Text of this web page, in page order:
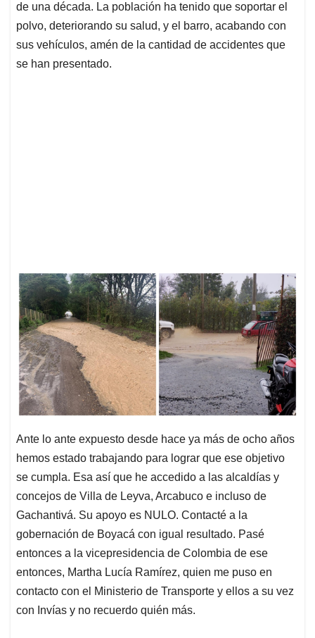
de una década. La población ha tenido que soportar el
polvo, deteriorando su salud, y el barro, acabando con
sus vehículos, amén de la cantidad de accidentes que
se han presentado.
Ante lo ante expuesto desde hace ya más de ocho años
hemos estado trabajando para lograr que ese objetivo
se cumpla. Esa así que he accedido a las alcaldías y
concejos de Villa de Leyva, Arcabuco e incluso de
Gachantivá. Su apoyo es NULO. Contacté a la
gobernación de Boyacá con igual resultado. Pasé
entonces a la vicepresidencia de Colombia de ese
entonces, Martha Lucía Ramírez, quien me puso en
contacto con el Ministerio de Transporte y ellos a su vez
con Invías y no recuerdo quién más.